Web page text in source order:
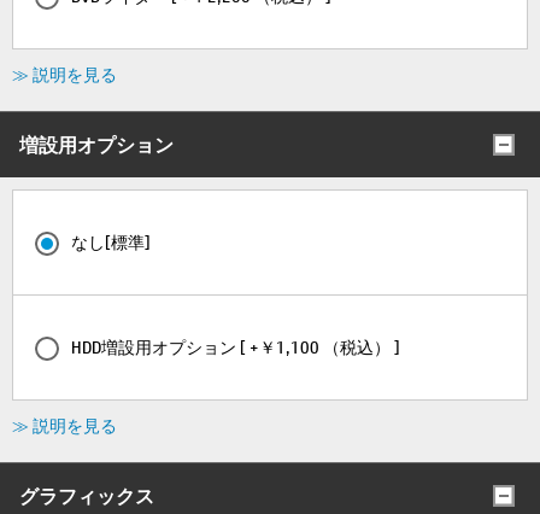
≫ 説明を見る
増設用オプション
なし[標準]
HDD増設用オプション [ +￥1,100 （税込） ]
≫ 説明を見る
グラフィックス